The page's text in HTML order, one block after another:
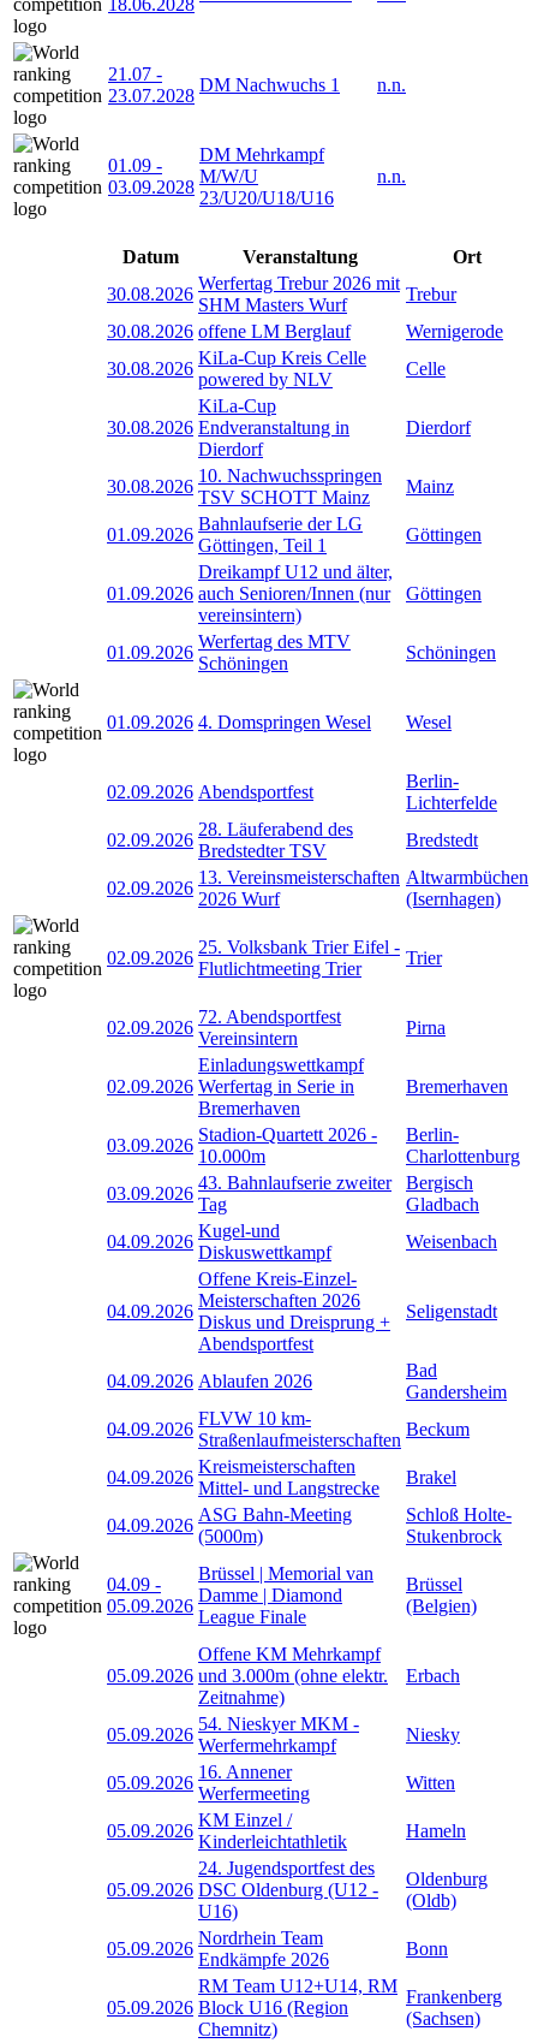
21.07 -
23.07.2028
DM Nachwuchs 1 n.n.
01.09 -
03.09.2028
DM Mehrkampf
M/W/U
23/U20/U18/U16
n.n.
Datum Veranstaltung
Ort
30.08.2026
Werfertag Trebur 2026 mit
SHM Masters Wurf
Trebur
30.08.2026 offene LM Berglauf
Wernigerode
30.08.2026
KiLa-Cup Kreis Celle
powered by NLV
Celle
30.08.2026
KiLa-Cup
Endveranstaltung in
Dierdorf
Dierdorf
30.08.2026
10. Nachwuchsspringen
TSV SCHOTT Mainz
Mainz
01.09.2026
Bahnlaufserie der LG
Göttingen, Teil 1
Göttingen
01.09.2026
Dreikampf U12 und älter,
auch Senioren/Innen (nur
vereinsintern)
Göttingen
01.09.2026
Werfertag des MTV
Schöningen
Schöningen
01.09.2026 4. Domspringen Wesel Wesel
02.09.2026 Abendsportfest
Berlin-
Lichterfelde
02.09.2026
28. Läuferabend des
Bredstedter TSV
Bredstedt
02.09.2026
13. Vereinsmeisterschaften
2026 Wurf
Altwarmbüchen
(Isernhagen)
02.09.2026
25. Volksbank Trier Eifel -
Flutlichtmeeting Trier
Trier
02.09.2026
72. Abendsportfest
Vereinsintern
Pirna
02.09.2026
Einladungswettkampf
Werfertag in Serie in
Bremerhaven
Bremerhaven
03.09.2026
Stadion-Quartett 2026 -
10.000m
Berlin-
Charlottenburg
03.09.2026
43. Bahnlaufserie zweiter
Tag
Bergisch
Gladbach
04.09.2026
Kugel-und
Diskuswettkampf
Weisenbach
04.09.2026
Offene Kreis-Einzel-
Meisterschaften 2026
Diskus und Dreisprung +
Abendsportfest
Seligenstadt
04.09.2026 Ablaufen 2026
Bad
Gandersheim
04.09.2026
FLVW 10 km-
Straßenlaufmeisterschaften
Beckum
04.09.2026
Kreismeisterschaften
Mittel- und Langstrecke
Brakel
04.09.2026
ASG Bahn-Meeting
(5000m)
Schloß Holte-
Stukenbrock
04.09 -
05.09.2026
Brüssel | Memorial van
Damme | Diamond
League Finale
Brüssel
(Belgien)
05.09.2026
Offene KM Mehrkampf
und 3.000m (ohne elektr.
Zeitnahme)
Erbach
05.09.2026
54. Nieskyer MKM -
Werfermehrkampf
Niesky
05.09.2026
16. Annener
Werfermeeting
Witten
05.09.2026
KM Einzel /
Kinderleichtathletik
Hameln
05.09.2026
24. Jugendsportfest des
DSC Oldenburg (U12 -
U16)
Oldenburg
(Oldb)
05.09.2026
Nordrhein Team
Endkämpfe 2026
Bonn
05.09.2026
RM Team U12+U14, RM
Block U16 (Region
Chemnitz)
Frankenberg
(Sachsen)